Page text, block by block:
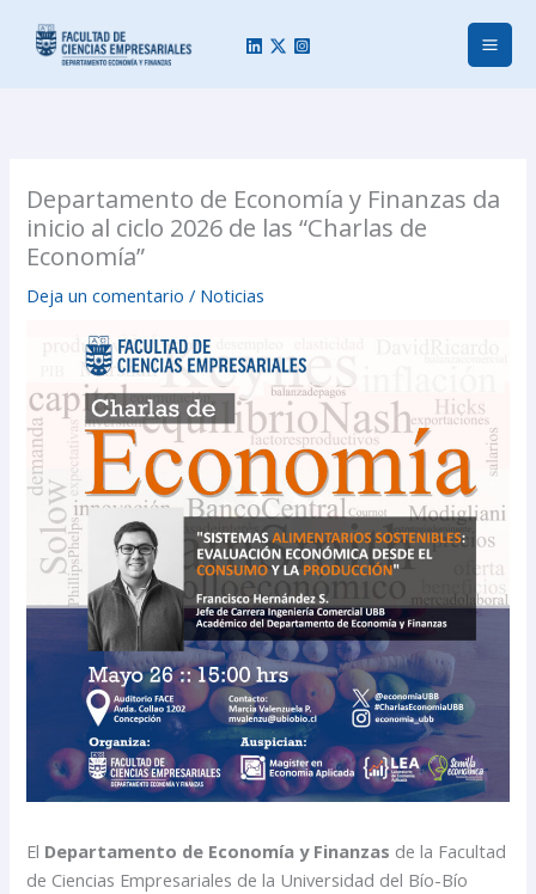
contenido
Departamento de Economía y Finanzas da
inicio al ciclo 2026 de las “Charlas de
Economía”
Deja un comentario / Noticias
El Departamento de Economía y Finanzas de la Facultad
de Ciencias Empresariales de la Universidad del Bío-Bío